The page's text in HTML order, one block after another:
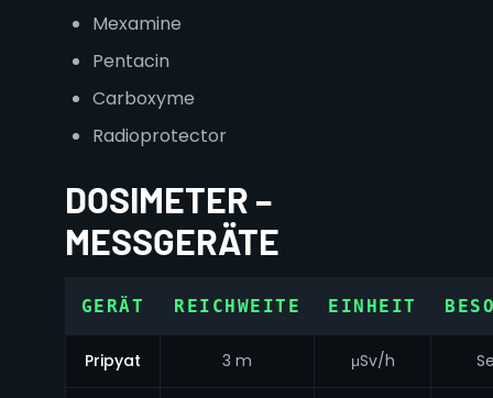
Mexamine
Pentacin
Carboxyme
Radioprotector
DOSIMETER –
MESSGERÄTE
GERÄT REICHWEITE EINHEIT
Pripyat 3 m μSv/h